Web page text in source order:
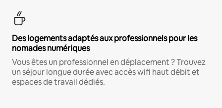
Des logements adaptés aux professionnels pour les
nomades numériques
Vous êtes un professionnel en déplacement ? Trouvez
un séjour longue durée avec accès wifi haut débit et
espaces de travail dédiés.